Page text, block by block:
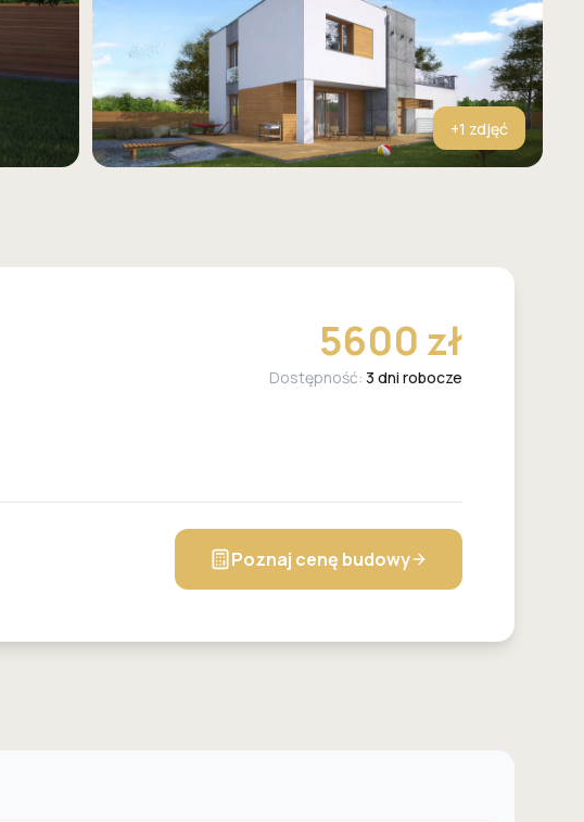
+1 zdjęć
5600 zł
Dostępność: 3 dni robocze
Poznaj cenę budowy